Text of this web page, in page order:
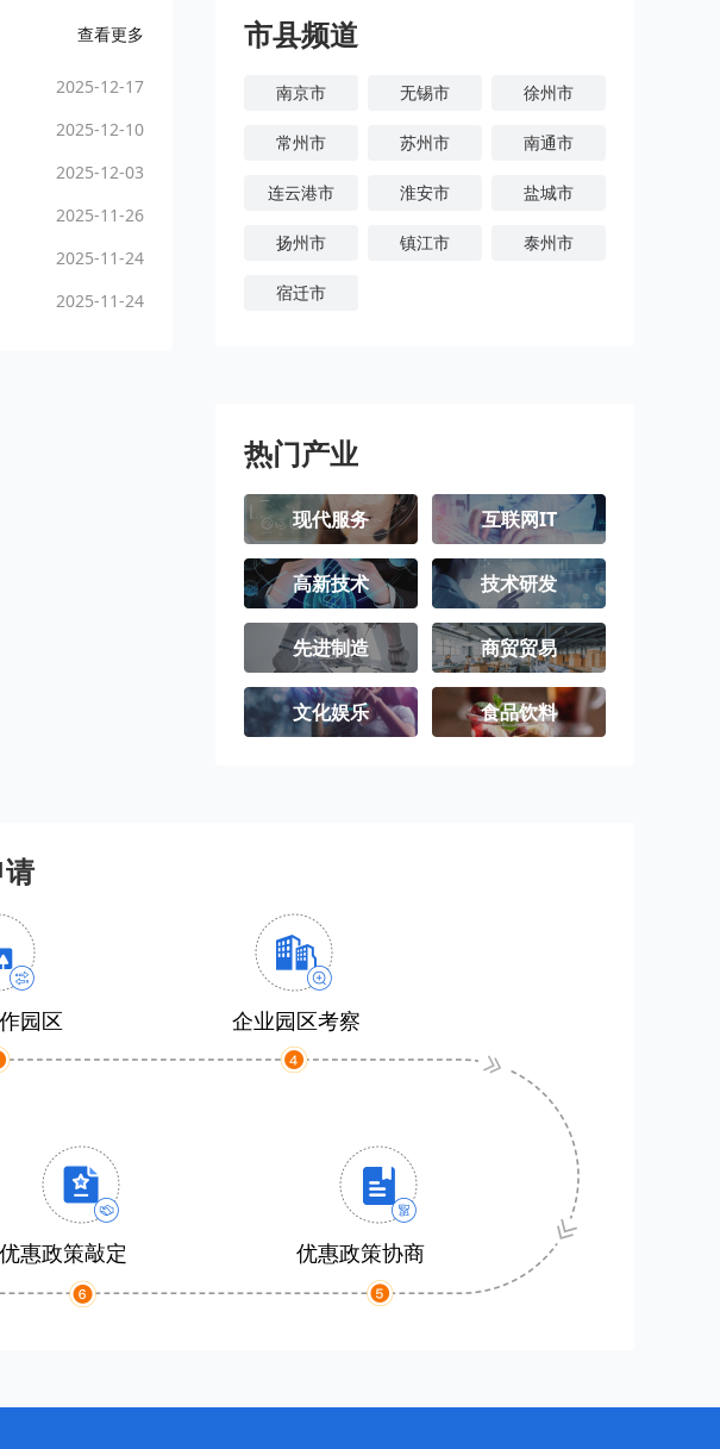
查看更多
2025-12-17
2025-12-10
2025-12-03
2025-11-26
2025-11-24
2025-11-24
市县频道
南京市 无锡市 徐州市
常州市 苏州市 南通市
连云港市 淮安市 盐城市
扬州市 镇江市 泰州市
宿迁市
热门产业
现代服务 互联网IT
高新技术 技术研发
先进制造 商贸贸易
文化娱乐 食品饮料
园区 企业园区考察
优惠政策敲定 优惠政策协商